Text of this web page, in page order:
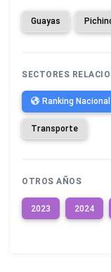
Guayas
SECTORES
Ranking Nacional
Transporte
OTROS AÑOS
2023 2024